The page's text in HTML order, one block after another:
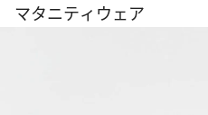
マタニティウェア